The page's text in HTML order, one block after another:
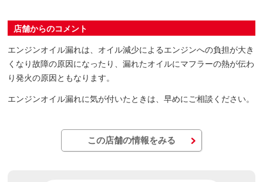
店舗からのコメント
エンジンオイル漏れは、オイル減少によるエンジンへの負担が大き
くなり故障の原因になったり、漏れたオイルにマフラーの熱が伝わ
り発火の原因ともなります。
エンジンオイル漏れに気が付いたときは、早めにご相談ください。
この店舗の情報をみる